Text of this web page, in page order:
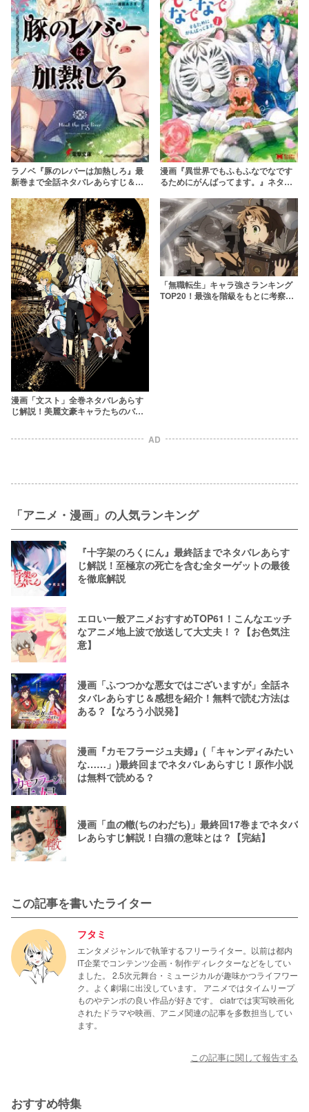
ラノベ『豚のレバーは加熱しろ』最
新巻まで全話ネタバレあらすじ＆感
漫画『異世界でもふもふなでなです
るためにがんばってます。』ネタバ
外な転生ファンタジー
漫画「文スト」全巻ネタバレあらす
じ解説！美麗文豪キャラたちのバト
「無職転生」キャラ強さランキング
TOP20！最強を階級をもとに考察
AD
「アニメ・漫画」の人気ランキング
『十字架のろくにん』最終話までネタバレあらす
じ解説！至極京の死亡を含む全ターゲットの最後
を徹底解説
エロい一般アニメおすすめTOP61！こんなエッチ
なアニメ地上波で放送して大丈夫！？【お色気注
意】
漫画「ふつつかな悪女ではございますが」全話ネ
タバレあらすじ＆感想を紹介！無料で読む方法は
ある？【なろう小説発】
漫画『カモフラージュ夫婦』(「キャンディみたい
な……」)最終回までネタバレあらすじ！原作小説
は無料で読める？
漫画「血の轍(ちのわだち)」最終回17巻までネタバ
レあらすじ解説！白猫の意味とは？【完結】
この記事を書いたライター
フタミ
エンタメジャンルで執筆するフリーライター。以前は都内
IT企業でコンテンツ企画・制作ディレクターなどをしてい
ました。 2.5次元舞台・ミュージカルが趣味かつライフワー
ク。よく劇場に出没しています。 アニメではタイムリープ
ものやテンポの良い作品が好きです。 ciatrでは実写映画化
されたドラマや映画、アニメ関連の記事を多数担当してい
ます。
この記事に関して報告する
おすすめ特集